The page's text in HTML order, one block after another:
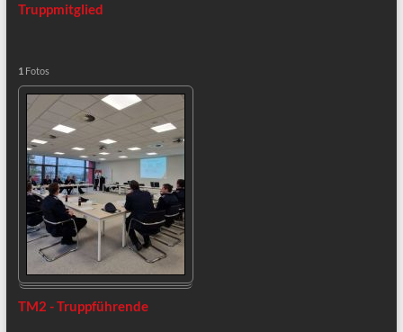
Truppmitglied
1 Fotos
TM2 - Truppführende